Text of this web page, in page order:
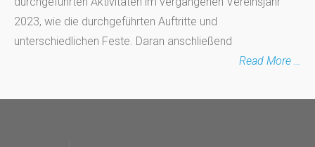
2023, wie die durchgeführten Auftritte und
unterschiedlichen Feste. Daran anschließend
Read More …